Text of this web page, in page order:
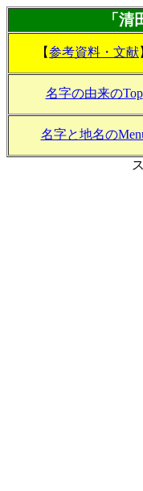
「
【参考資料・文献
名字の由来のTop
名字と地名の